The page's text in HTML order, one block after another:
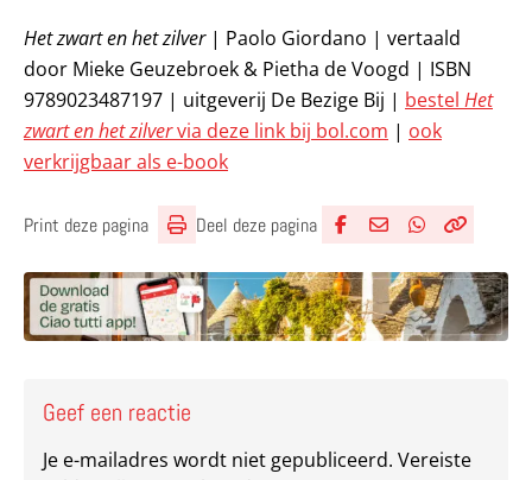
Het zwart en het zilver| Paolo Giordano | vertaald
door Mieke Geuzebroek & Pietha de Voogd | ISBN
9789023487197 | uitgeverij De Bezige Bij | bestel Het
zwart en het zilvervia deze link bij bol.com | ook
verkrijgbaar als e-book
Print deze pagina Deel deze pagina
Geef een reactie
Je e-mailadres wordt niet gepubliceerd. Vereiste